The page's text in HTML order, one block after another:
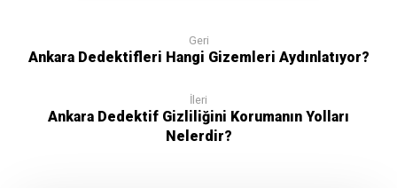
Geri
Ankara Dedektifleri Hangi Gizemleri Aydınlatıyor?
İleri
Ankara Dedektif Gizliliğini Korumanın Yolları
Nelerdir?